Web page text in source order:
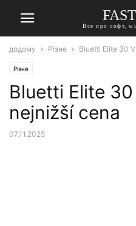
Все про софт,
додому Різне Bluetti Elite 30
Різне
Bluetti Elite
nejnižší cena
07.11.2025